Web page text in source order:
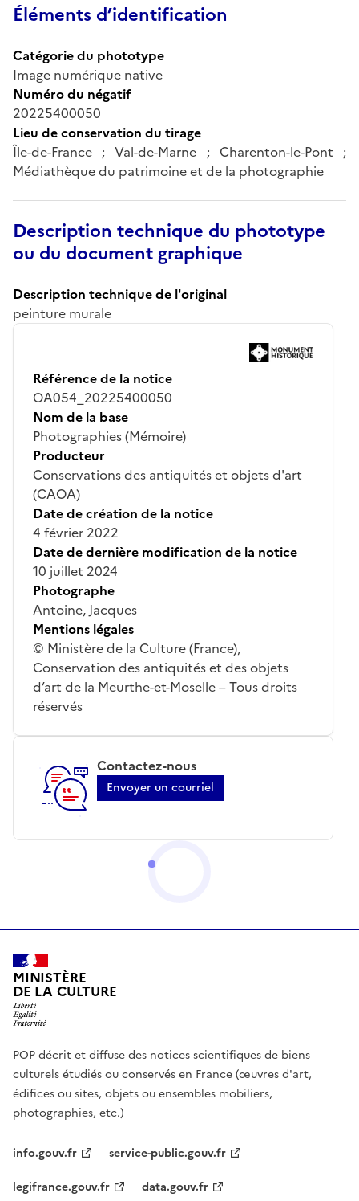
Éléments d’identification
Catégorie du phototype
Image numérique native
Numéro du négatif
20225400050
Lieu de conservation du tirage
Île-de-France ; Val-de-Marne ; Charenton-le-Pont ;
Médiathèque du patrimoine et de la photographie
Description technique du phototype
ou du document graphique
Description technique de l'original
peinture murale
Référence de la notice
OA054_20225400050
Nom de la base
Photographies (Mémoire)
Producteur
Conservations des antiquités et objets d'art
(CAOA)
Date de création de la notice
4 février 2022
Date de dernière modification de la notice
10 juillet 2024
Photographe
Antoine, Jacques
Mentions légales
© Ministère de la Culture (France),
Conservation des antiquités et des objets
d’art de la Meurthe-et-Moselle – Tous droits
réservés
Contactez-nous
Envoyer un courriel
MINISTÈRE
DE LA CULTURE
POP décrit et diffuse des notices scientifiques de biens
culturels étudiés ou conservés en France (œuvres d'art,
édifices ou sites, objets ou ensembles mobiliers,
photographies, etc.)
info.gouv.fr
service-public.gouv.fr
legifrance.gouv.fr
data.gouv.fr